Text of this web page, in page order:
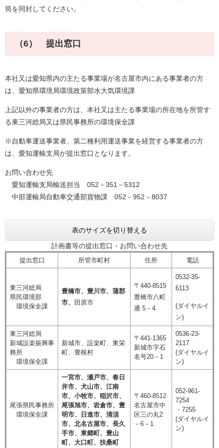
筒を同封してください。
（6） 提出窓口
本社又は愛知県内の主たる事業場が名古屋市内にある事業者の方
は、愛知県環境局環境政策部水大気環境課
上記以外の事業者の方は、本社又は主たる事業場の所在地を所管す
る東三河総局又は県民事務所の環境保全課
※自動車運送事業者、第二種利用運送事業を経営する事業者の方
は、愛知運輸支局が提出窓口となります。
お問い合わせ先
愛知運輸支局輸送担当 052－351－5312
中部運輸局自動車交通部貨物課 052－952－8037
表のサイズを切り替える
計画書等の提出窓口・お問い合わせ先
提出窓口 所管市町村 住所 電話
東三河総局
県民環境部
環境保全課
豊橋市、豊川市、蒲郡
市、
田原市
〒440-8515
豊橋市八町
通 5－4
0532-35-
6113
(ダイヤルイ
ン)
東三河総局
新城設楽振興事
務所
環境保全課
新城市、設楽町、東栄
町、豊根村
〒441-1365
新城市字石
名号20－1
0536-23-
2117
(ダイヤルイ
ン)
尾張県民事務所
環境保全課
一宮市、瀬戸市、春日
井市、犬山市、江南
市、小牧市、稲沢市、
尾張旭市、岩倉市、豊
明市、日進市、清須
市、北名古屋市、長久
手市、東郷町、豊山
町、大口町、扶桑町
〒460-8512
名古屋市中
区三の丸2
－6－1
052-961-
7254
・7255
(ダイヤルイ
ン)